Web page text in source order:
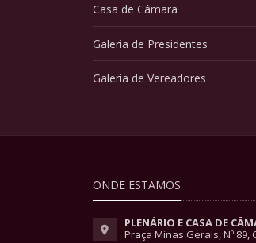
Casa de Câmara
Galeria de Presidentes
Galeria de Vereadores
ONDE ESTAMOS
PLENÁRIO E CASA DE
Praça Minas Gerais, Nº 89,